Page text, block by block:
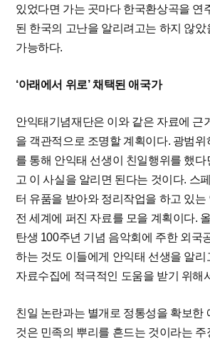
있었다면 가는 곳마다 한국환상곡을 연
된 한국의 고난을 알리려고는 하지 않았
가능하다.
‘아래에서 위로’ 채택된 애국가
안익태기념재단은 이와 같은 자료에 근
을 객관적으로 조명할 계획이다. 광범
를 통해 안익태 선생이 친일행위를 했
고 이 사실을 알리면 된다는 것이다. 스
터 유품을 받아와 정리작업을 하고 있
전 세계에 퍼진 자료를 모을 계획이다.
탄생 100주년 기념 음악회에 주한 외국
하는 것도 이들에게 안익태 선생을 알리
자료수집에 적극적인 도움을 받기 위해
친일 논란과는 별개로 정통성을 확보한
것은 민족의 뿌리를 흔드는 것이라는 주